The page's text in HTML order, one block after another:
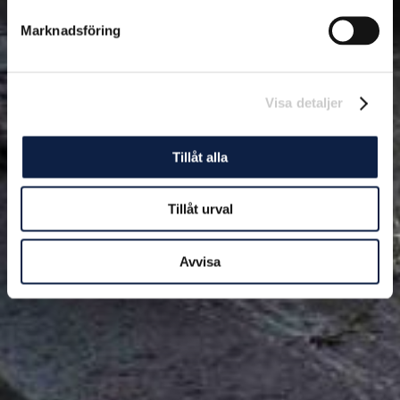
Marknadsföring
Visa detaljer
Tillåt alla
Tillåt urval
Avvisa